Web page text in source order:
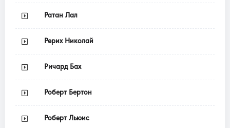
Ратан Лал
Рерих Николай
Ричард Бах
Роберт Бертон
Роберт Льюис